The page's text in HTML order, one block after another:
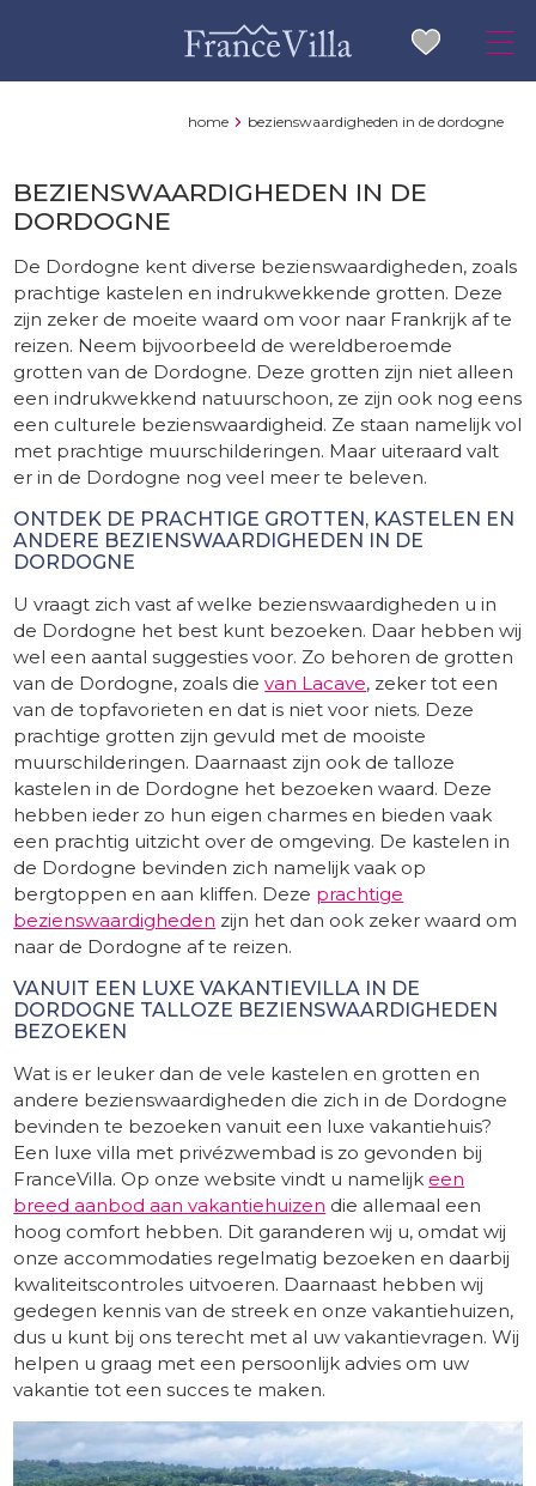
home bezienswaardigheden in de dordogne
BEZIENSWAARDIGHEDEN IN DE
DORDOGNE
De Dordogne kent diverse bezienswaardigheden, zoals
prachtige kastelen en indrukwekkende grotten. Deze
zijn zeker de moeite waard om voor naar Frankrijk af te
reizen. Neem bijvoorbeeld de wereldberoemde
grotten van de Dordogne. Deze grotten zijn niet alleen
een indrukwekkend natuurschoon, ze zijn ook nog eens
een culturele bezienswaardigheid. Ze staan namelijk vol
met prachtige muurschilderingen. Maar uiteraard valt
er in de Dordogne nog veel meer te beleven.
ONTDEK DE PRACHTIGE GROTTEN, KASTELEN EN
ANDERE BEZIENSWAARDIGHEDEN IN DE
DORDOGNE
U vraagt zich vast af welke bezienswaardigheden u in
de Dordogne het best kunt bezoeken. Daar hebben wij
wel een aantal suggesties voor. Zo behoren de grotten
van de Dordogne, zoals dievan Lacave, zeker tot een
van de topfavorieten en dat is niet voor niets. Deze
prachtige grotten zijn gevuld met de mooiste
muurschilderingen. Daarnaast zijn ook de talloze
kastelen in de Dordogne het bezoeken waard. Deze
hebben ieder zo hun eigen charmes en bieden vaak
een prachtig uitzicht over de omgeving. De kastelen in
de Dordogne bevinden zich namelijk vaak op
bergtoppen en aan kliffen. Deze prachtige
bezienswaardigheden zijn het dan ook zeker waard om
naar de Dordogne af te reizen.
VANUIT EEN LUXE VAKANTIEVILLA IN DE
DORDOGNE TALLOZE BEZIENSWAARDIGHEDEN
BEZOEKEN
Wat is er leuker dan de vele kastelen en grotten en
andere bezienswaardigheden die zich in de Dordogne
bevinden te bezoeken vanuit een luxe vakantiehuis?
Een luxe villa met privézwembad is zo gevonden bij
FranceVilla. Op onze website vindt u namelijk een
breed aanbod aan vakantiehuizen die allemaal een
hoog comfort hebben. Dit garanderen wij u, omdat wij
onze accommodaties regelmatig bezoeken en daarbij
kwaliteitscontroles uitvoeren. Daarnaast hebben wij
gedegen kennis van de streek en onze vakantiehuizen,
dus u kunt bij ons terecht met al uw vakantievragen. Wij
helpen u graag met een persoonlijk advies om uw
vakantie tot een succes te maken.